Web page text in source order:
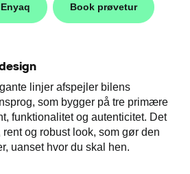
Book prøvetur
linjer afspejler bilens
som bygger på tre primære
funktionalitet og autenticitet. Det
og robust look, som gør den
uanset hvor du skal hen.